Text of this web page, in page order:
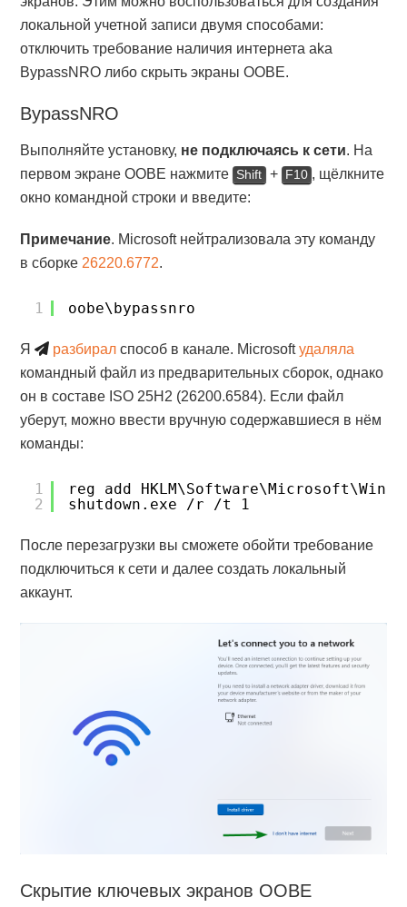
локальной учетной записи двумя способами:
отключить требование наличия интернета aka
BypassNRO либо скрыть экраны OOBE.
BypassNRO
Выполняйте установку, не подключаясь к сети. На
первом экране OOBE нажмите Shift + F10 , щёлкните
окно командной строки и введите:
Примечание. Microsoft нейтрализовала эту команду
в сборке 26220.6772.
1 oobe\bypassnro
Я разбирал способ в канале. Microsoftудаляла
командный файл из предварительных сборок, однако
он в составе ISO 25H2 (26200.6584). Если файл
уберут, можно ввести вручную содержавшиеся в нём
команды:
1
2
reg add
shutdown.exe /r /t 1
После перезагрузки вы сможете обойти требование
подключиться к сети и далее создать локальный
аккаунт.
Скрытие ключевых экранов OOBE